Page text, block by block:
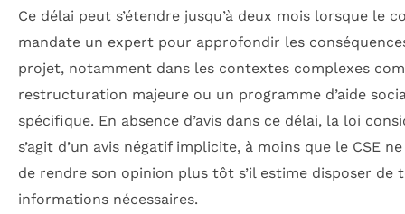
Ce délai peut s’étendre jusqu’à deux mois lorsque le
mandate un expert pour approfondir les
projet, notamment dans les contextes complexes
restructuration majeure ou un programme d’aide
spécifique. En absence d’avis dans ce délai, la loi
s’agit d’un avis négatif implicite, à moins que le CSE
de rendre son opinion plus tôt s’il estime disposer de
informations nécessaires.